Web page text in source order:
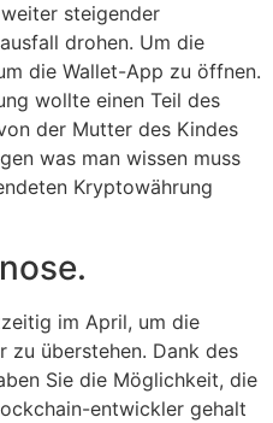
steigender
drohen. Um die
die Wallet-App zu öffnen.
wollte einen Teil des
der Mutter des Kindes
was man wissen muss
Kryptowährung
im April, um die
zu überstehen. Dank des
Sie die Möglichkeit, die
entwickler gehalt